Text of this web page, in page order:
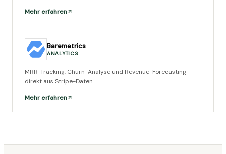
Mehr erfahren
Baremetrics
ANALYTICS
MRR-Tracking, Churn-Analyse und Revenue-Forecasting
direkt aus Stripe-Daten
Mehr erfahren